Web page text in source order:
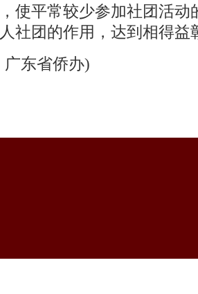
使平常较少参加社团活动
社团的作用，达到相得益
东省侨办)